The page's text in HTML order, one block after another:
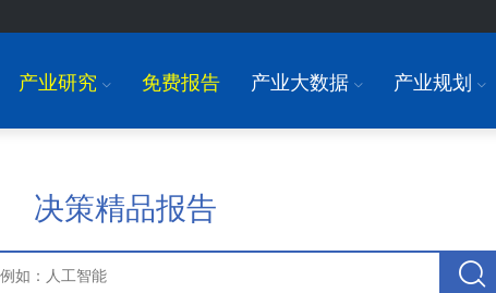
产业研究 I 免费报告 产业大数据 I 产业规划 I
决策精品报告